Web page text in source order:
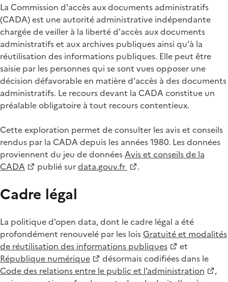
La Commission d'accès aux documents administratifs
(CADA) est une autorité administrative indépendante
chargée de veiller à la liberté d'accès aux documents
administratifs et aux archives publiques ainsi qu'à la
réutilisation des informations publiques. Elle peut être
saisie par les personnes qui se sont vues opposer une
décision défavorable en matière d'accès à des documents
administratifs. Le recours devant la CADA constitue un
préalable obligatoire à tout recours contentieux.
Cette exploration permet de consulter les avis et conseils
rendus par la CADA depuis les années 1980. Les données
proviennent du jeu de donnéesAvis et conseils de la
CADA
publié surdata.gouv.fr .
Cadre légal
La politique d’open data, dont le cadre légal a été
profondément renouvelé par les loisGratuité et modalités
de réutilisation des informations publiques
et
République numérique
désormais codifiées dans le
Code des relations entre le public et l’administration
,